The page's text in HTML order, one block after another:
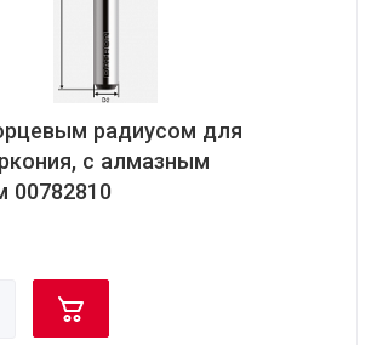
радиусом для
с алмазным
00782810